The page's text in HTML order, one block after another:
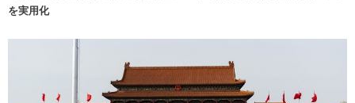
を実用化